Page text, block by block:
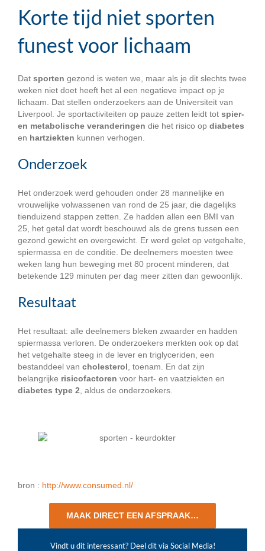
Korte tijd niet sporten
funest voor lichaam
Dat sporten gezond is weten we, maar als je dit slechts twee
weken niet doet heeft het al een negatieve impact op je
lichaam. Dat stellen onderzoekers aan de Universiteit van
Liverpool. Je sportactiviteiten op pauze zetten leidt tot spier-
en metabolische veranderingen die het risico op diabetes
en hartziekten kunnen verhogen.
Onderzoek
Het onderzoek werd gehouden onder 28 mannelijke en
vrouwelijke volwassenen van rond de 25 jaar, die dagelijks
tienduizend stappen zetten. Ze hadden allen een BMI van
25, het getal dat wordt beschouwd als de grens tussen een
gezond gewicht en overgewicht. Er werd gelet op vetgehalte,
spiermassa en de conditie. De deelnemers moesten twee
weken lang hun beweging met 80 procent minderen, dat
betekende 129 minuten per dag meer zitten dan gewoonlijk.
Resultaat
Het resultaat: alle deelnemers bleken zwaarder en hadden
spiermassa verloren. De onderzoekers merkten ook op dat
het vetgehalte steeg in de lever en triglyceriden, een
bestanddeel van cholesterol, toenam. En dat zijn
belangrijke risicofactoren voor hart- en vaatziekten en
diabetes type 2, aldus de onderzoekers.
bron : http://www.consumed.nl/
MAAK DIRECT EEN AFSPRAAK…
Vindt u dit interessant? Deel dit via Social Media!